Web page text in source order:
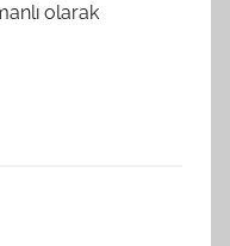
olarak